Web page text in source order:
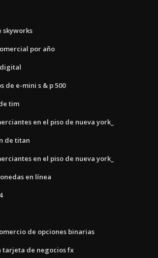
skyworks
por año
de e-mini s & p 500
tim
en el piso de nueva york_
de titan
en el piso de nueva york_
en línea
de opciones binarias
tarjeta de negocios fx